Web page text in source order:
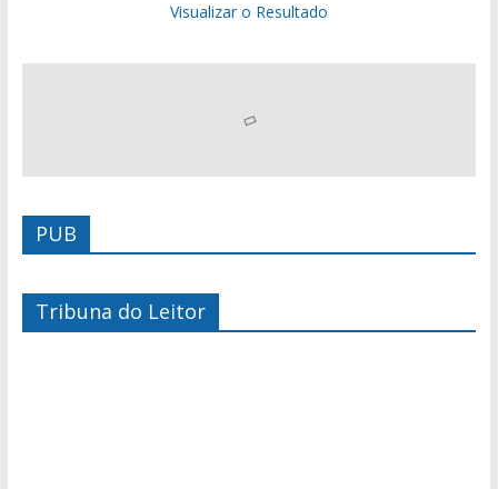
Visualizar o Resultado
PUB
Tribuna do Leitor